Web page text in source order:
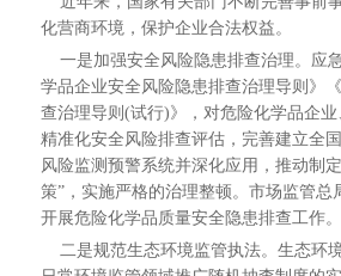
化营商环境，保护企业合法权益。
一是加强安全风险隐患排查治理。应
学品企业安全风险隐患排查治理导则》
查治理导则(试行)》，对危险化学品企
精准化安全风险排查评估，完善建立全
风险监测预警系统并深化应用，推动制
策”，实施严格的治理整顿。市场监管总
开展危险化学品质量安全隐患排查工作。
二是规范生态环境监管执法。生态环